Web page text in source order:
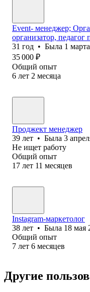
Event- менеджер;
организатор, педагог
31 год • Была 1
35 000 ₽
Общий опыт
6 лет 2 месяца
Проджект менеджер
39 лет • Была 3
Не ищет работу
Общий опыт
17 лет 11 месяцев
Instagram-маркетолог
38 лет • Была 18 мая
Общий опыт
7 лет 6 месяцев
Другие